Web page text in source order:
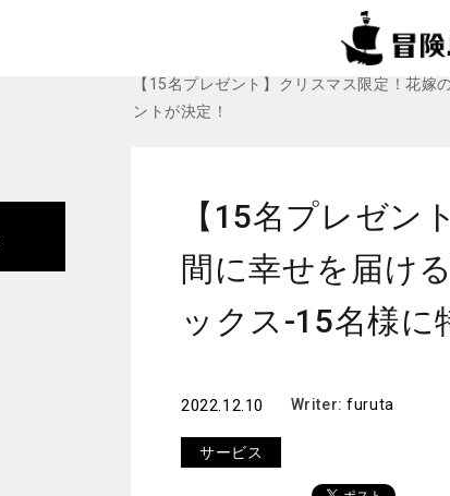
【15名プレゼント】クリスマス限定！花
ントが決定！
【15名プレゼン
間に幸せを届け
ックス-15名様に
2022.12.10 Writer:furuta
サービス